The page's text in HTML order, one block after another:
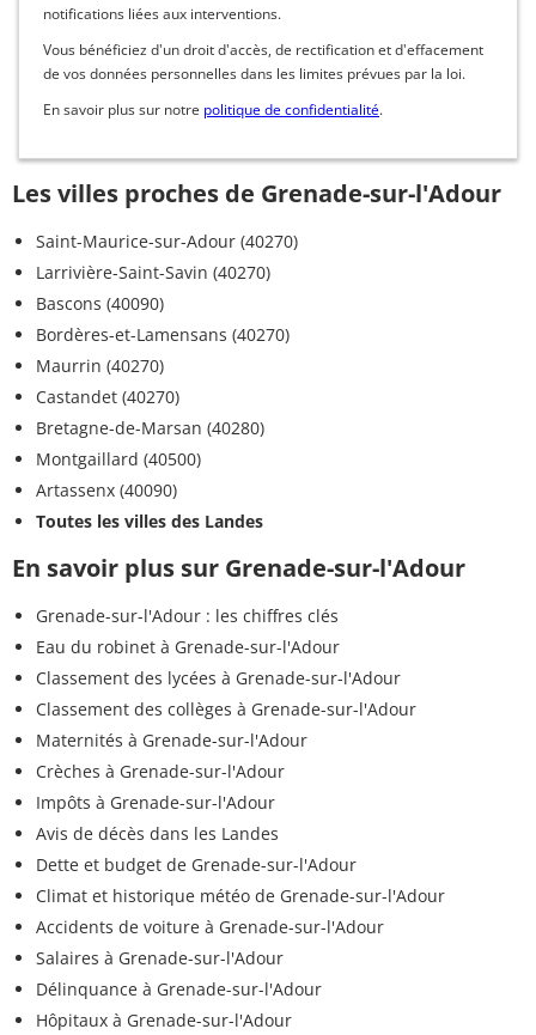
notifications liées aux interventions.
Vous bénéficiez d'un droit d'accès, de rectification et d'effacement
de vos données personnelles dans les limites prévues par la loi.
En savoir plus sur notre politique de confidentialité.
Les villes proches de Grenade-sur-l'Adour
Saint-Maurice-sur-Adour (40270)
Larrivière-Saint-Savin (40270)
Bascons (40090)
Bordères-et-Lamensans (40270)
Maurrin (40270)
Castandet (40270)
Bretagne-de-Marsan (40280)
Montgaillard (40500)
Artassenx (40090)
Toutes les villes des Landes
En savoir plus sur Grenade-sur-l'Adour
Grenade-sur-l'Adour : les chiffres clés
Eau du robinet à Grenade-sur-l'Adour
Classement des lycées à Grenade-sur-l'Adour
Classement des collèges à Grenade-sur-l'Adour
Maternités à Grenade-sur-l'Adour
Crèches à Grenade-sur-l'Adour
Impôts à Grenade-sur-l'Adour
Avis de décès dans les Landes
Dette et budget de Grenade-sur-l'Adour
Climat et historique météo de Grenade-sur-l'Adour
Accidents de voiture à Grenade-sur-l'Adour
Salaires à Grenade-sur-l'Adour
Délinquance à Grenade-sur-l'Adour
Hôpitaux à Grenade-sur-l'Adour